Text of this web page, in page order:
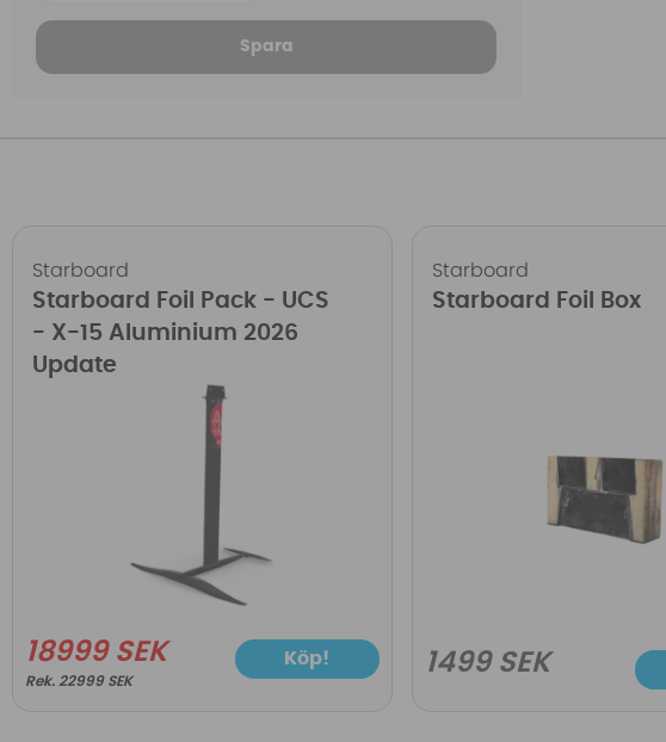
Spara
Starboard
Starboard Foil Pack - UCS
- X-15 Aluminium 2026
Update
18999 SEK
22999 SEK
Köp!
Starboard
Starboard Foil Box
1499 SEK